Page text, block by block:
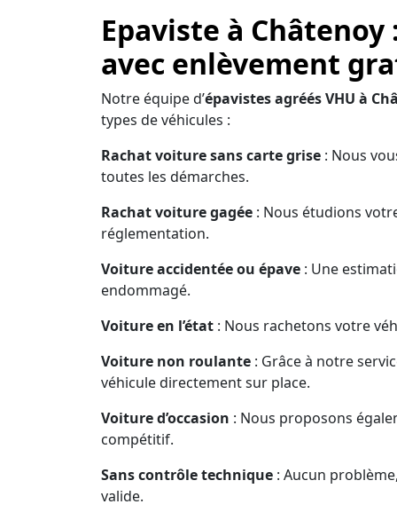
Epaviste à
avec enlèvement
Notre équipe d’épavistes agréés VHU à
types de véhicules :
Rachat voiture sans carte grise : Nous
toutes les démarches.
Rachat voiture gagée : Nous étudions
réglementation.
Voiture accidentée ou épave : Une
endommagé.
Voiture en l’état : Nous rachetons votre
Voiture non roulante : Grâce à notre
véhicule directement sur place.
Voiture d’occasion : Nous proposons
compétitif.
Sans contrôle technique : Aucun
valide.